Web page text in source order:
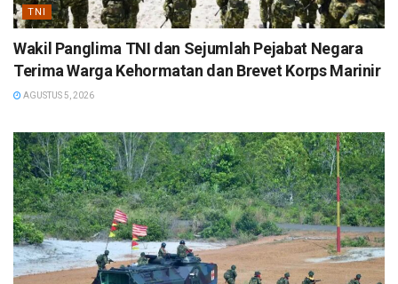
TNI
Wakil Panglima TNI dan Sejumlah Pejabat Negara
Terima Warga Kehormatan dan Brevet Korps Marinir
AGUSTUS 5, 2026